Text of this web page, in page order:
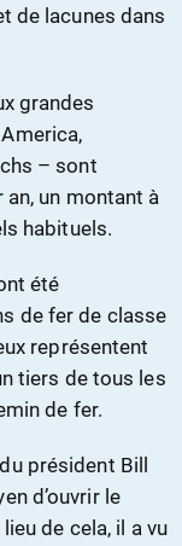
de lacunes dans
grandes
– sont
un montant à
habituels.
été
de fer de classe
représentent
tiers de tous les
de fer.
président Bill
d’ouvrir le
de cela, il a vu